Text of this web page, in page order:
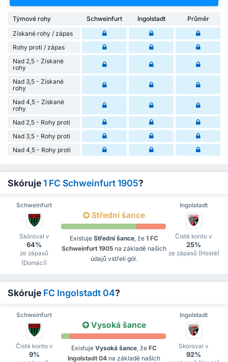
Týmové rohy Schweinfurt Ingolstadt
Průměr
Získané rohy / zápas
Rohy proti / zápas
Nad 2,5 - Získané
rohy
Nad 3,5 - Získané
rohy
Nad 4,5 - Získané
rohy
Nad 2,5 - Rohy proti
Nad 3,5 - Rohy proti
Nad 4,5 - Rohy proti
Skóruje1 FC Schweinfurt 1905?
Schweinfurt Ingolstadt
Skóroval v
64%
ze zápasů
(Domácí)
Střední šance
Existuje Střední šance , že 1 FC
Schweinfurt 1905 na základě našich
údajů vstřelí gól.
Čisté konto v
25%
ze zápasů (Hosté)
Skóruje FC Ingolstadt 04?
Schweinfurt Ingolstadt
Čisté konto v
9%
Vysoká šance
Existuje Vysoká šance , že FC
Ingolstadt 04 na základě našich
Skóroval v
92%